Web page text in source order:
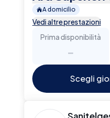
A domicilio
Vedi altre prestazioni
Prima disponibilità
-
Scegli